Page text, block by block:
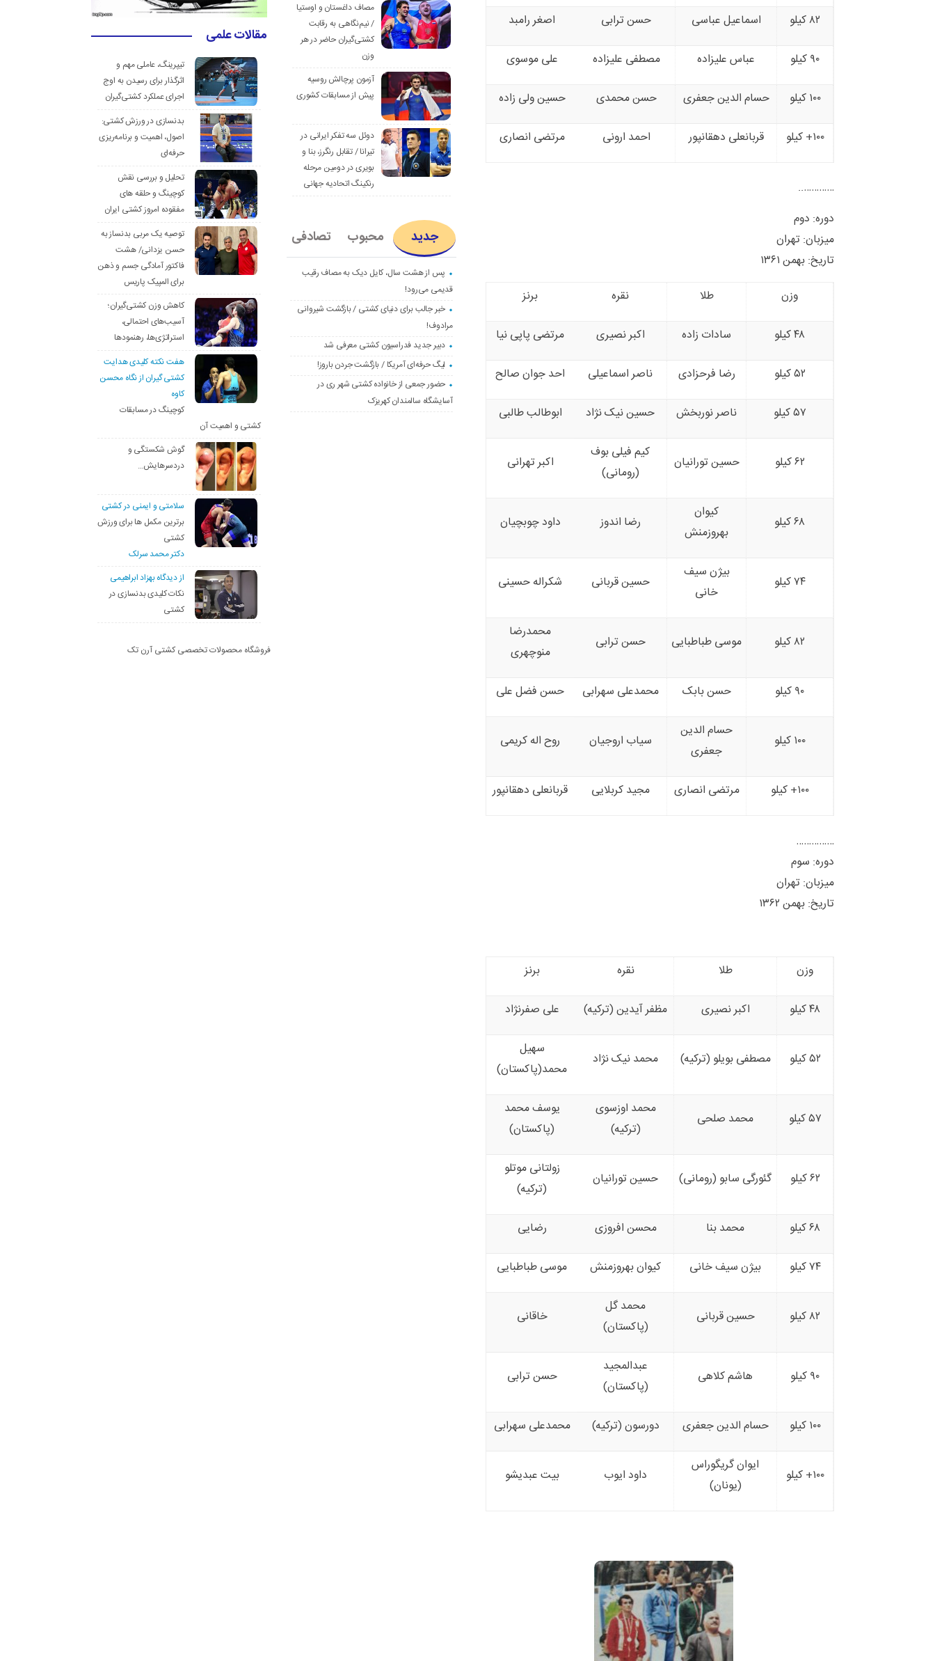
۸۲ کیلو اسماعیل عباسی حسن ترابی اصغر رامبد
۹۰ کیلو عباس علیزاده مصطفی علیزاده علی موسوی
۱۰۰ کیلو حسام الدین جعفری حسن محمدی حسین ولی زاده
۱۰۰+ کیلو قربانعلی دهقانپور احمد ارونی مرتضی انصاری
…………..
دوره: دوم
میزبان: تهران
تاریخ: بهمن ۱۳۶۱
وزن
طلا نقره برنز
۴۸ کیلو سادات زاده اکبر نصیری مرتضی پاپی نیا
۵۲ کیلو رضا فرحزادی ناصر اسماعیلی احد جوان صالح
۵۷ کیلو ناصر نوربخش حسین نیک نژاد ابوطالب طالبی
۶۲ کیلو حسین تورانیان
کیم فیلی بوف
(رومانی)
اکبر تهرانی
۶۸ کیلو
کیوان
بهروزمنش
رضا اندوز داود چوبچیان
۷۴ کیلو
بیژن سیف
خانی
حسین قربانی شکراله حسینی
۸۲ کیلو موسی طباطبایی حسن ترابی
محمدرضا
منوچهری
۹۰ کیلو حسن بابک محمدعلی سهرابی حسن فضل علی
۱۰۰ کیلو
حسام الدین
جعفری
سیاب اروجیان روح اله کریمی
۱۰۰+ کیلو مرتضی انصاری مجید کربلایی قربانعلی دهقانپور
……………
دوره: سوم
میزبان: تهران
تاریخ: بهمن ۱۳۶۲
وزن طلا نقره برنز
۴۸ کیلو اکبر نصیری مظفر آیدین (ترکیه) علی صفرنژاد
۵۲ کیلو مصطفی بویلو (ترکیه) محمد نیک نژاد
سهیل
محمد(پاکستان)
۵۷ کیلو محمد صلحی
محمد اوزسوی
(ترکیه)
یوسف محمد
(پاکستان)
۶۲ کیلو گئورگی سابو (رومانی) حسین تورانیان
زولتانی موتلو
(ترکیه)
۶۸ کیلو محمد بنا محسن افروزی رضایی
۷۴ کیلو بیژن سیف خانی کیوان بهروزمنش موسی طباطبایی
۸۲ کیلو حسین قربانی
محمد گل
(پاکستان)
خاقانی
۹۰ کیلو هاشم کلاهی
عبدالمجید
(پاکستان)
حسن ترابی
۱۰۰ کیلو حسام الدین جعفری دورسون (ترکیه) محمدعلی سهرابی
۱۰۰+ کیلو
ایوان گریگوراس
(یونان)
داود ایوب بیت عبدیشو
مصاف داغستان و اوستیا
/ نیم‌نگاهی به رقابت
کشتی‌گیران حاضر در هر
وزن
آزمون پرچالش روسیه
پیش از مسابقات کشوری
دوئل سه تفکر ایرانی در
تیرانا / تقابل رنگرز، بنا و
بویری در دومین مرحله
رنکینگ اتحادیه جهانی
جدید محبوب تصادفی
پس از هشت سال، کایل دیک به مصاف رقیب
قدیمی می‌رود!
خبر جالب برای دنیای کشتی / بازگشت شیروانی
مرادوف!
دبیر جدید فدراسیون کشتی معرفی شد
لیگ حرفه‌ای آمریکا / بازگشت جردن باروز!
حضور جمعی از خانواده کشتی شهر ری در
آسایشگاه سالمندان کهریزک
مقالات علمی
تیپرینگ، عاملی مهم و
اثرگذار برای رسیدن به اوج
اجرای عملکرد کشتی‌گیران
بدنسازی در ورزش کشتی:
اصول، اهمیت و برنامه‌ریزی
حرفه‌ای
تحلیل و بررسی نقش
کوچینگ و حلقه های
مفقوده امروز کشتی ایران
توصیه یک مربی بدنساز به
حسن یزدانی/ هشت
فاکتور آمادگی جسم و ذهن
برای المپیک پاریس
کاهش وزن کشتی‌گیران؛
آسیب‌های احتمالی،
استراتژی‌ها، رهنمودها
هفت نکته کلیدی هدایت
کشتی گیران از نگاه محسن
کاوه
کوچینگ در مسابقات
کشتی و اهمیت آن
گوش شکستگی و
دردسرهایش…
سلامتی و ایمنی در کشتی
برترین مکمل ها برای ورزش
کشتی
دکتر محمد سرلک
از دیدگاه بهزاد ابراهیمی
نکات کلیدی بدنسازی در
کشتی
فروشگاه محصولات تخصصی کشتی آرن تک